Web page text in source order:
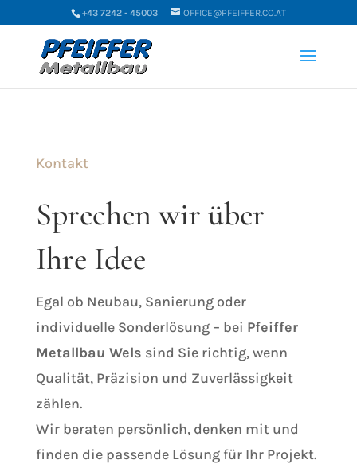
+43 7242 - 45003 OFFICE@PFEIFFER.CO.AT
Kontakt
Sprechen wir über
Ihre Idee
Egal ob Neubau, Sanierung oder
individuelle Sonderlösung – bei Pfeiffer
Metallbau Wels sind Sie richtig, wenn
Qualität, Präzision und Zuverlässigkeit
zählen.
Wir beraten persönlich, denken mit und
finden die passende Lösung für Ihr Projekt.